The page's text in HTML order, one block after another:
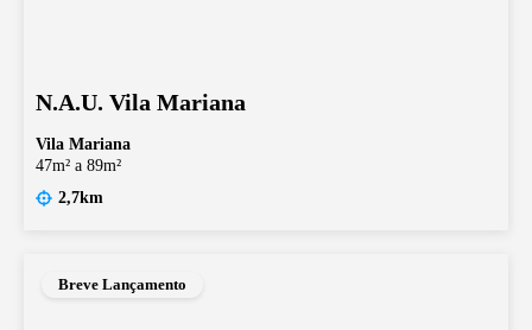
N.A.U. Vila Mariana
Vila Mariana
47m² a 89m²
2,7km
Breve Lançamento